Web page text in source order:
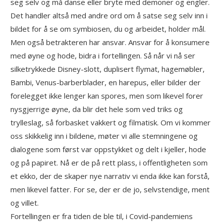
seg selv og må danse eller bryte med demoner og engler.
Det handler altså med andre ord om å satse seg selv inn i
bildet for å se om symbiosen, du og arbeidet, holder mål.
Men også betrakteren har ansvar. Ansvar for å konsumere
med øyne og hode, bidra i fortellingen. Så når vi nå ser
silketrykkede Disney-slott, duplisert flymat, hagemøbler,
Bambi, Venus-barberblader, en harepus, eller bilder der
forelegget ikke lenger kan spores, men som likevel forer
nysgjerrige øyne, da blir det hele som ved triks og
trylleslag, så forbasket vakkert og filmatisk. Om vi kommer
oss skikkelig inn i bildene, møter vi alle stemningene og
dialogene som først var oppstykket og delt i kjeller, hode
og på papiret. Nå er de på rett plass, i offentligheten som
et ekko, der de skaper nye narrativ vi enda ikke kan forstå,
men likevel fatter. For se, der er de jo, selvstendige, ment
og villet.
Fortellingen er fra tiden de ble til, i Covid-pandemiens